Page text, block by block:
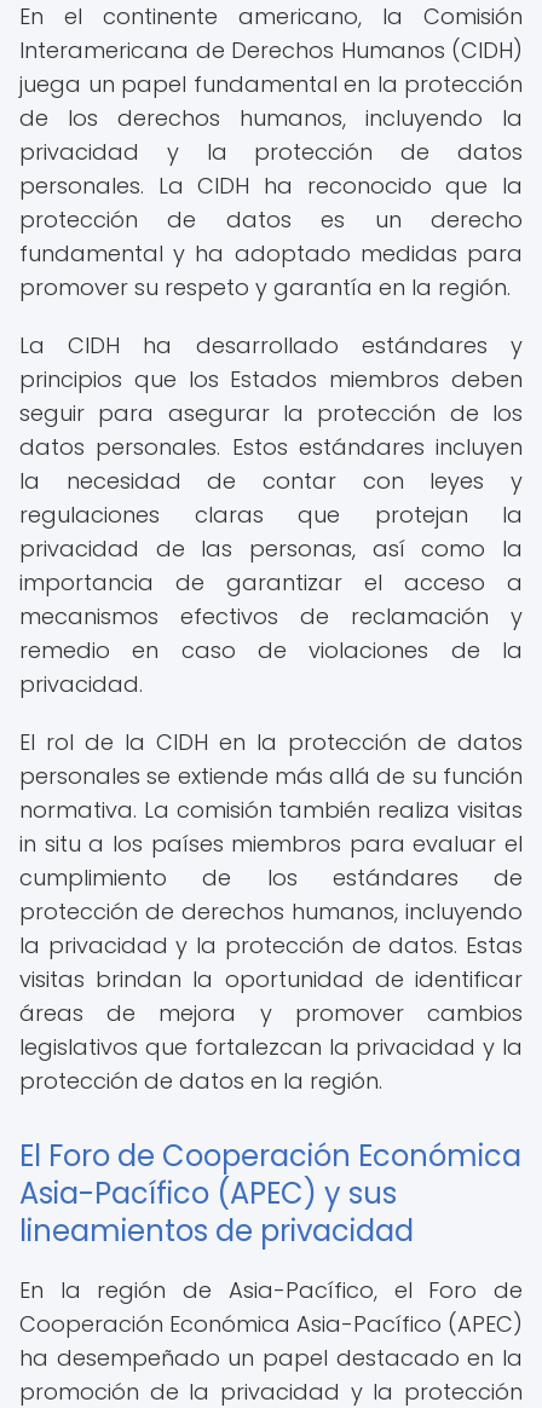
En el continente americano, la Comisión
Interamericana de Derechos Humanos (CIDH)
juega un papel fundamental en la protección
de los derechos humanos, incluyendo la
privacidad y la protección de datos
personales. La CIDH ha reconocido que la
protección de datos es un derecho
fundamental y ha adoptado medidas para
promover su respeto y garantía en la región.
La CIDH ha desarrollado estándares y
principios que los Estados miembros deben
seguir para asegurar la protección de los
datos personales. Estos estándares incluyen
la necesidad de contar con leyes y
regulaciones claras que protejan la
privacidad de las personas, así como la
importancia de garantizar el acceso a
mecanismos efectivos de reclamación y
remedio en caso de violaciones de la
privacidad.
El rol de la CIDH en la protección de datos
personales se extiende más allá de su función
normativa. La comisión también realiza visitas
in situ a los países miembros para evaluar el
cumplimiento de los estándares de
protección de derechos humanos, incluyendo
la privacidad y la protección de datos. Estas
visitas brindan la oportunidad de identificar
áreas de mejora y promover cambios
legislativos que fortalezcan la privacidad y la
protección de datos en la región.
El Foro de Cooperación Económica
Asia-Pacífico (APEC) y sus
lineamientos de privacidad
En la región de Asia-Pacífico, el Foro de
Cooperación Económica Asia-Pacífico (APEC)
ha desempeñado un papel destacado en la
promoción de la privacidad y la protección